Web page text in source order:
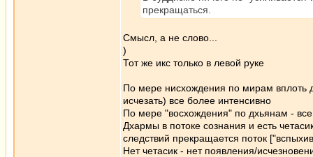
прекращаться.
Смысл, а не слово...
)
Тот же икс только в левой руке
По мере нисхождения по мирам вплоть
исчезать) все более интенсивно
По мере "восхождения" по дхьянам -
Дхармы в потоке сознания и есть
следствий прекращается поток
Нет четасик - нет появления/